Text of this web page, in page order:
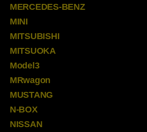
MERCEDES-BENZ
MINI
MITSUBISHI
MITSUOKA
Model3
MRwagon
MUSTANG
N-BOX
NISSAN